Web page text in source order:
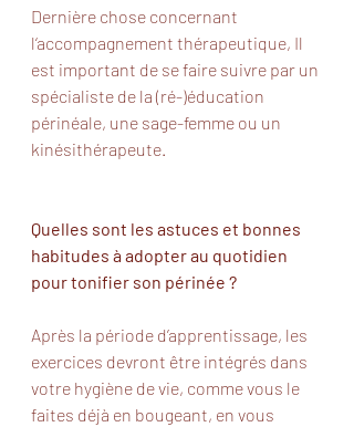
Dernière chose concernant
l‘accompagnement thérapeutique, Il
est important de se faire suivre par un
spécialiste de la (ré-)éducation
périnéale, une sage-femme ou un
kinésithérapeute.
Quelles sont les astuces et bonnes
habitudes à adopter au quotidien
pour tonifier son périnée ?
Après la période d’apprentissage, les
exercices devront être intégrés dans
votre hygiène de vie, comme vous le
faites déjà en bougeant, en vous